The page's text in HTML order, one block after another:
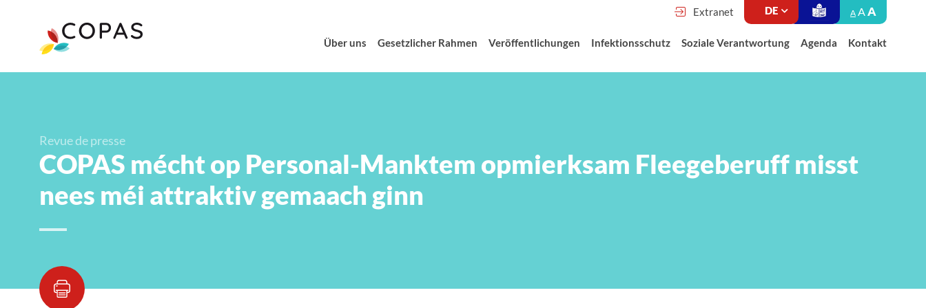
Extranet A AA
Über uns Gesetzlicher Rahmen Veröffentlichungen Infektionsschutz Soziale Verantwortung Agenda Kontakt
Revue de presse
COPAS mécht op Personal-Manktem opmierksam Fleegeberuff misst
nees méi attraktiv gemaach ginn